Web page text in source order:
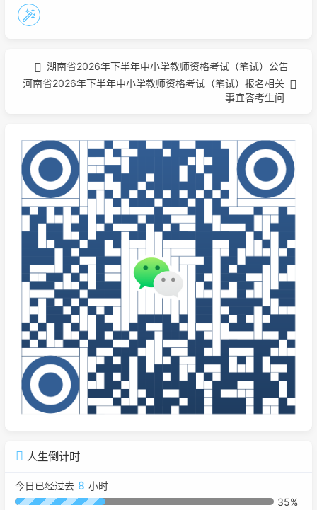
湖南省2026年下半年中小学教师资格考试（笔试）公告
河南省2026年下半年中小学教师资格考试（笔试）报名相关
事宜答考生问
人生倒计时
今日已经过去 8 小时
35%